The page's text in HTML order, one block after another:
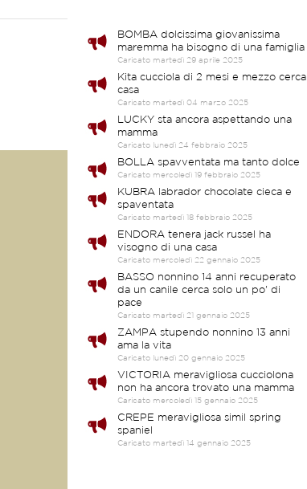
BOMBA dolcissima giovanissima
maremma ha bisogno di una famiglia
Caricato martedì 29 aprile 2025
Kita cucciola di 2 mesi e mezzo cerca
casa
Caricato martedì 04 marzo 2025
LUCKY sta ancora aspettando una
mamma
Caricato lunedì 24 febbraio 2025
BOLLA spavventata ma tanto dolce
Caricato mercoledì 19 febbraio 2025
KUBRA labrador chocolate cieca e
spaventata
Caricato martedì 18 febbraio 2025
ENDORA tenera jack russel ha
visogno di una casa
Caricato mercoledì 22 gennaio 2025
BASSO nonnino 14 anni recuperato
da un canile cerca solo un po' di
pace
Caricato martedì 21 gennaio 2025
ZAMPA stupendo nonnino 13 anni
ama la vita
Caricato lunedì 20 gennaio 2025
VICTORIA meravigliosa cucciolona
non ha ancora trovato una mamma
Caricato mercoledì 15 gennaio 2025
CREPE meravigliosa simil spring
spaniel
Caricato martedì 14 gennaio 2025